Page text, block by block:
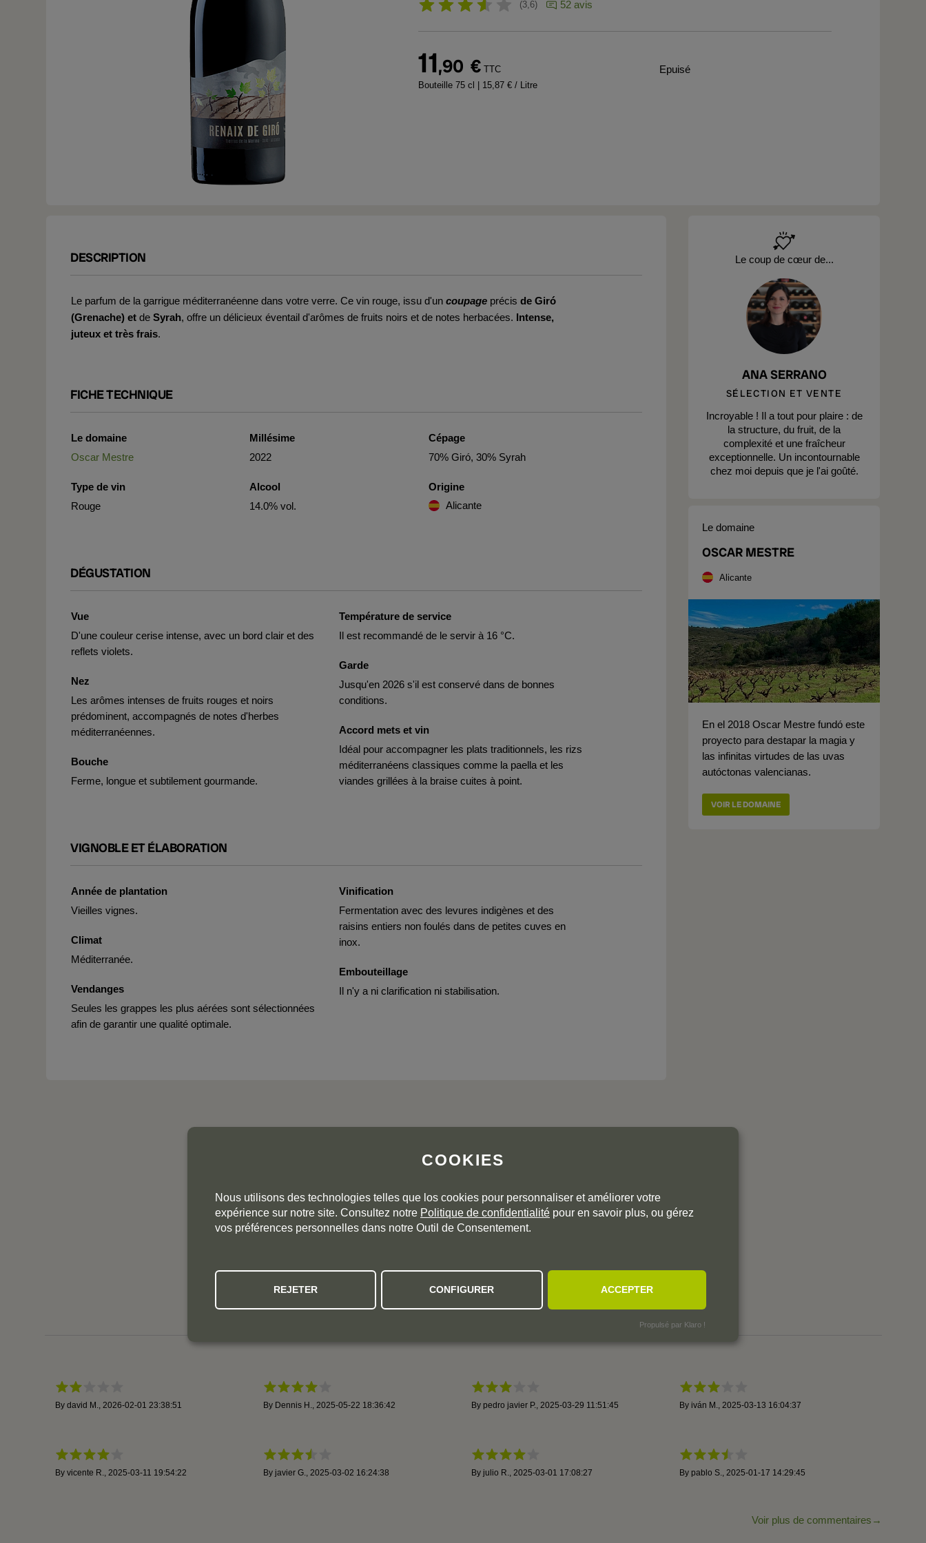
3,6 52 avis
11,90 € TTC
Bouteille 75 cl | 15,87 € / Litre
Epuisé
DESCRIPTION
Le parfum de la garrigue méditerranéenne dans votre verre. Ce vin rouge, issu d'un coupage précis de Giró
(Grenache) et de Syrah, offre un délicieux éventail d'arômes de fruits noirs et de notes herbacées. Intense,
juteux et très frais.
FICHE TECHNIQUE
Le domaine
Oscar Mestre
Type de vin
Rouge
Millésime
2022
Alcool
14.0% vol.
Cépage
70% Giró, 30% Syrah
Origine
Alicante
DÉGUSTATION
Vue
D'une couleur cerise intense, avec un bord clair et des
reflets violets.
Nez
Les arômes intenses de fruits rouges et noirs
prédominent, accompagnés de notes d'herbes
méditerranéennes.
Bouche
Ferme, longue et subtilement gourmande.
Température de service
Il est recommandé de le servir à 16 °C.
Garde
Jusqu'en 2026 s'il est conservé dans de bonnes
conditions.
Accord mets et vin
Idéal pour accompagner les plats traditionnels, les rizs
méditerranéens classiques comme la paella et les
viandes grillées à la braise cuites à point.
VIGNOBLE ET ÉLABORATION
Année de plantation
Vieilles vignes.
Climat
Méditerranée.
Vendanges
Seules les grappes les plus aérées sont sélectionnées
afin de garantir une qualité optimale.
Vinification
Fermentation avec des levures indigènes et des
raisins entiers non foulés dans de petites cuves en
inox.
Embouteillage
Il n'y a ni clarification ni stabilisation.
Le coup de cœur de...
ANA SERRANO
SÉLECTION ET VENTE
Incroyable ! Il a tout pour plaire : de
la structure, du fruit, de la
complexité et une fraîcheur
exceptionnelle. Un incontournable
chez moi depuis que je l'ai goûté.
Le domaine
OSCAR MESTRE
Alicante
En el 2018 Oscar Mestre fundó este
proyecto para destapar la magia y
las infinitas virtudes de las uvas
autóctonas valencianas.
VOIR LE DOMAINE
L'AVIS DE LA COMMUNAUTÉ
3,6
52 avis
5
1
0
By david M., 2026-02-01 23:38:51 By Dennis H., 2025-05-22 18:36:42 By pedro javier P., 2025-03-29 11:51:45 By iván M., 2025-03-13 16:04:37
By vicente R., 2025-03-11 19:54:22 By javier G., 2025-03-02 16:24:38 By julio R., 2025-03-01 17:08:27 By pablo S., 2025-01-17 14:29:45
Voir plus de commentaires
COOKIES
Nous utilisons des technologies telles que los cookies pour personnaliser et améliorer votre
expérience sur notre site. Consultez notre Politique de confidentialité pour en savoir plus, ou gérez
vos préférences personnelles dans notre Outil de Consentement.
REJETER CONFIGURER ACCEPTER
Propulsé par Klaro !